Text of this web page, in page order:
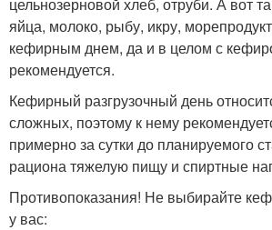
яйца, молоко, рыбу, икру,
кефирным днем, да и в целом с
рекомендуется.
Кефирный разгрузочный день
сложных, поэтому к нему
примерно за сутки до планируемого
рациона тяжелую пищу и спиртные
Противопоказания! Не выбирайте
у вас: